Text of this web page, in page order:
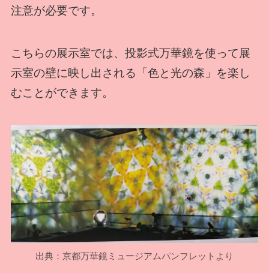
注意が必要です。
こちらの展示室では、投影式万華鏡を使って展
示室の壁に映し出される「色と光の森」を楽し
むことができます。
出典：京都万華鏡ミュージアムパンフレットより